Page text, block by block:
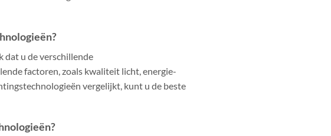
dat u de verschillende
factoren, zoals kwaliteit licht, energie-
vergelijkt, kunt u de beste